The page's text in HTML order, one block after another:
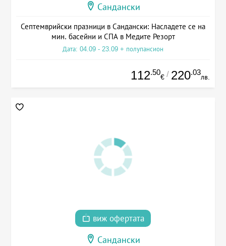
Сандански
Септемврийски празници в Сандански: Насладете се на
мин. басейни и СПА в Медите Резорт
Дата: 04.09 - 23.09 + полупансион
112.50
€ / 220.03
лв.
виж офертата
Сандански